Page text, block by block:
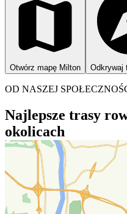
Otwórz mapę Milton Odkrywaj
OD NASZEJ
Najlepsze trasy
okolicach